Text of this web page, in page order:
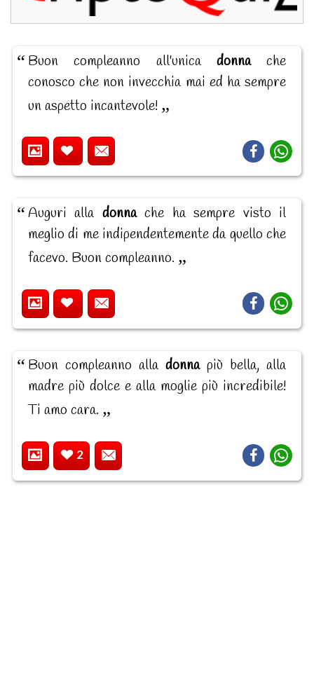
Buon compleanno all'unica donnache
conosco che non invecchia mai ed ha sempre
un aspetto incantevole!
Auguri alla donnache ha sempre visto il
meglio di me indipendentemente da quello che
facevo. Buon compleanno.
Buon compleanno alla donnapiù bella, alla
madre più dolce e alla moglie più incredibile!
Ti amo cara.
2